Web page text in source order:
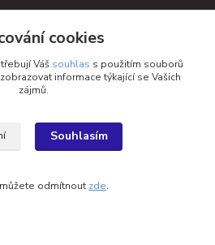
cookies
Váš souhlas s použitím souborů
informace týkající se Vašich
zájmů.
Souhlasím
odmítnout zde.